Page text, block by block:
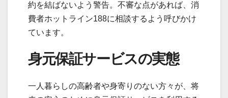
約を結ばないよう警告。不審な点があれば、消
費者ホットライン188に相談するよう呼びかけ
ています。
身元保証サービスの実態
一人暮らしの高齢者や身寄りのない方々が、将